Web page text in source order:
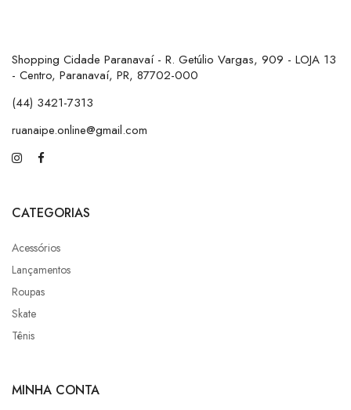
Shopping Cidade Paranavaí - R. Getúlio Vargas, 909 - LOJA 13
- Centro, Paranavaí, PR, 87702-000
(44) 3421-7313
ruanaipe.online@gmail.com
CATEGORIAS
Acessórios
Lançamentos
Roupas
Skate
Tênis
MINHA CONTA